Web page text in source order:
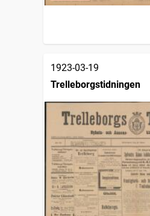
1923-03-19
Trelleborgstidningen